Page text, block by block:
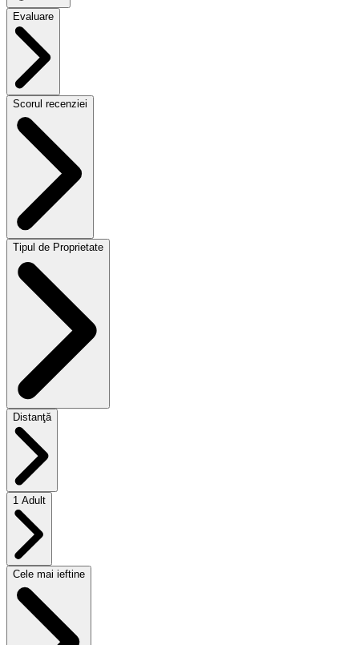
Evaluare
Scorul recenziei
Tipul de Proprietate
Distanţă
1 Adult
Cele mai ieftine